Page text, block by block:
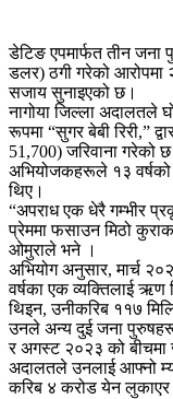
डेटिङ एपमार्फत तीन
डलर) ठगी गरेको आरोपमा
सजाय सुनाइएको छ।
नागोया जिल्ला अदालतले
रूपमा “सुगर बेबी रिरी,”
51,700) जरिवाना गरेको
अभियोजकहरूले १३ वर्षको
थिए।
“अपराध एक धेरै गम्भीर
प्रेममा फसाउन मिठो
ओमुराले भने ।
अभियोग अनुसार, मार्च
वर्षका एक व्यक्तिलाई ऋण
थिइन, उनीकरिब ११७
उनले अन्य दुई जना
र अगस्ट २०२३ को
अदालतले उनलाई आफ्नो
करिब ४ करोड येन